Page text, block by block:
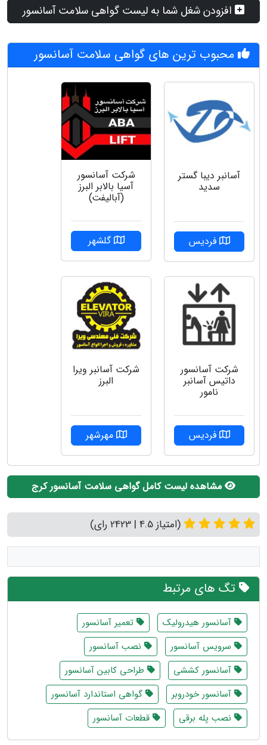
افزودن شغل شما به لیست گواهی سلامت آسانسور
محبوب ترین های گواهی سلامت آسانسور
آسانبر دیبا گستر
سدید
فردیس
شرکت آسانسور
آسیا بالابر البرز
(آبالیفت)
گلشهر
شرکت آسانسور
داتیس آسانبر
نامور
فردیس
شركت آسانبر ويرا
البرز
مهرشهر
مشاهده لیست کامل گواهی سلامت آسانسور کرج
(امتیاز 4.5 | 2423 رای)
تگ های مرتبط
آسانسور هیدرولیک
تعمیر آسانسور
سرویس آسانسور
نصب آسانسور
آسانسور کششی
طراحی کابین آسانسور
آسانسور خودروبر
گواهی استاندارد آسانسور
نصب پله برقی
قطعات آسانسور